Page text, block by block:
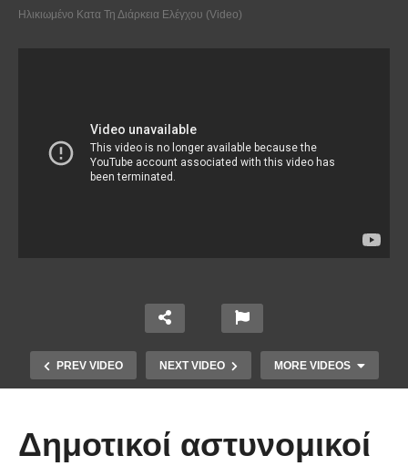
Ηλικιωμένο Κατα Τη Διάρκεια Ελέγχου (Video)
PREV VIDEO NEXT VIDEO MORE VIDEOS
Δημοτικοί αστυνομικοί